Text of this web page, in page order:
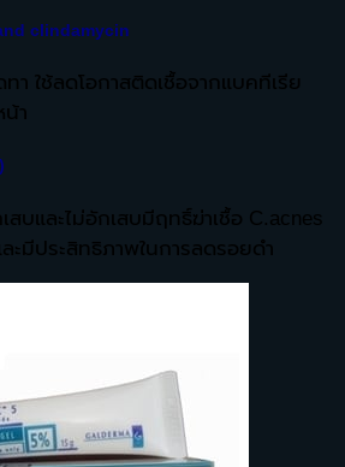
clindamycin
า ใช้ลดโอกาสติดเชื้อจากแบคทีเรีย
น้า
บและไม่อักเสบมีฤทธิ์ฆ่าเชื้อ C.acnes
มีประสิทธิภาพในการลดรอยดำ